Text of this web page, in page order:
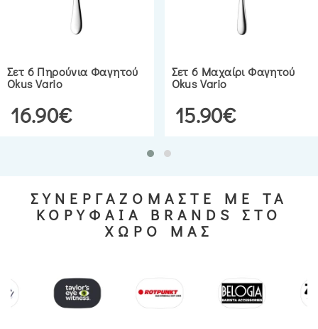
Σετ 6 Πηρούνια Φαγητού
Okus Vario
16.90€
Σετ 6 Μαχαίρι Φαγητού
Okus Vario
15.90€
ΣΥΝΕΡΓΑΖΟΜΑΣΤΕ ΜΕ ΤΑ
ΚΟΡΥΦΑΙΑ BRANDS ΣΤΟ
ΧΩΡΟ ΜΑΣ